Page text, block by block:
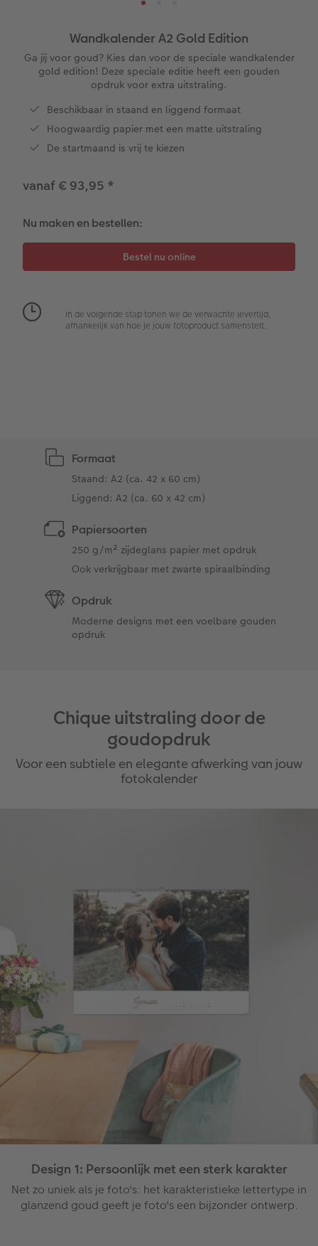
XXL Liggend
Compact Liggend
Compact Vierkant
Papiersoorten
Kaftsoorten
Mogelijkheden
Extra's
Mini retro prints
Square prints
Fine art prints
Mini prints
Foto in lijst
Premium poster
Fotosets
Fotobox
Uitleg over fotoformaten
Foto op forex
Foto op hout
Foto op hexxas
Alle extra's
Papiersoorten
Fineline wandkalender
Om op te schrijven
Met designs
Making Memories Wandkalenders
Alle extra's
Textiel
Fotomagneten
Dierencadeaus
Telefoonhoesjes
Fotogeschenkboxen
Art prints
Trouwkaarten
Babykaarten
Verjaardagskaarten
Communiekaarten
Alle thema's
Met reliëfopdruk
Wandkalender A2 Gold Edition
Ga jij voor goud? Kies dan voor de speciale wandkalender
gold edition! Deze speciale editie heeft een gouden
opdruk voor extra uitstraling.
Beschikbaar in staand en liggend formaat
Hoogwaardig papier met een matte uitstraling
De startmaand is vrij te kiezen
vanaf € 93,95 *
Nu maken en bestellen:
In de volgende stap tonen we de verwachte levertijd,
afhankelijk van hoe je jouw fotoproduct samenstelt.
Formaat
Staand: A2 (ca. 42 x 60 cm)
Liggend: A2 (ca. 60 x 42 cm)
Papiersoorten
250 g/m² zijdeglans papier met opdruk
Ook verkrijgbaar met zwarte spiraalbinding
Opdruk
Moderne designs met een voelbare gouden
opdruk
Chique uitstraling door de
goudopdruk
Voor een subtiele en elegante afwerking van jouw
fotokalender
Design 1: Persoonlijk met een sterk karakter
Net zo uniek als je foto's: het karakteristieke lettertype in
glanzend goud geeft je foto's een bijzonder ontwerp.